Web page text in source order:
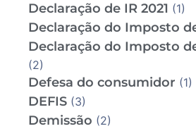
Declaração de IR 2021 (1)
Declaração do Imposto
Declaração do Imposto
(2)
Defesa do consumidor (1)
DEFIS (3)
Demissão (2)